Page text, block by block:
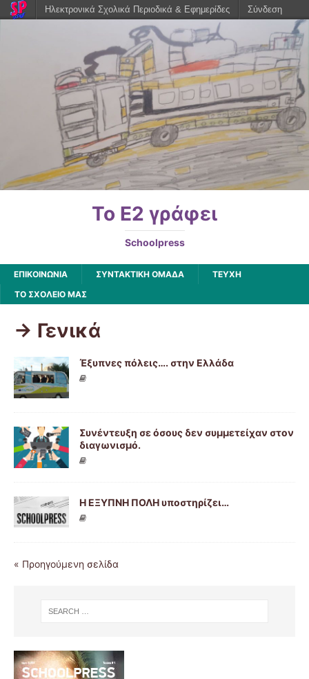
Το Ε2 γράφει
Schoolpress
ΕΠΙΚΟΙΝΩΝΙΑ ΣΥΝΤΑΚΤΙΚΗ ΟΜΑΔΑ
ΤΕΥΧΗ
ΤΟ ΣΧΟΛΕΙΟ ΜΑΣ
-> Γενικά
Έξυπνες πόλεις…. στην Ελλάδα
Συνέντευξη σε όσους δεν συμμετείχαν στον
διαγωνισμό.
Η ΕΞΥΠΝΗ ΠΟΛΗ υποστηρίζει…
« Προηγούμενη σελίδα
Ηλεκτρονικά Σχολικά Περιοδικά & Εφημερίδες Σύνδεση